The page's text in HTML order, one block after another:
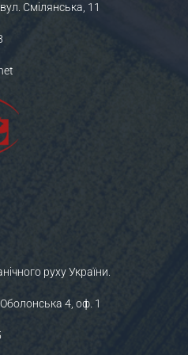
Смілянська, 11
руху України.
4, оф. 1